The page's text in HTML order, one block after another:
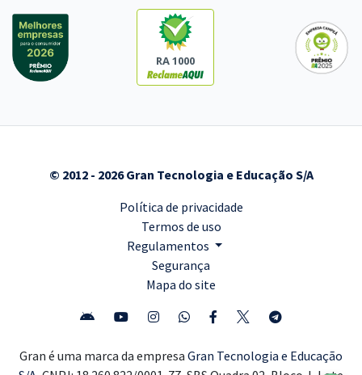
RA 1000
© 2012 - 2026 Gran Tecnologia e Educação S/A
Política de privacidade
Termos de uso
Regulamentos
Segurança
Mapa do site
Gran é uma marca da empresa Gran Tecnologia e Educação